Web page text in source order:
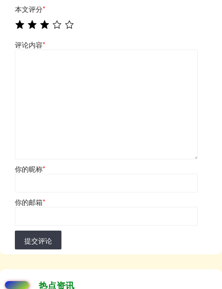
本文评分*
评论内容*
你的昵称*
你的邮箱*
提交评论
热点资讯